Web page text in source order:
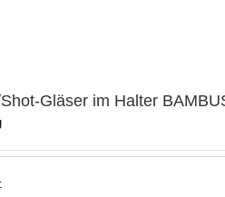
Gläser im Halter